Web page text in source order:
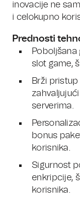
inovacije ne
i celokupno
Prednosti
slot game,
Brži
serverima.
bonus
korisnika.
Sigurnost
enkripcije,
korisnika.